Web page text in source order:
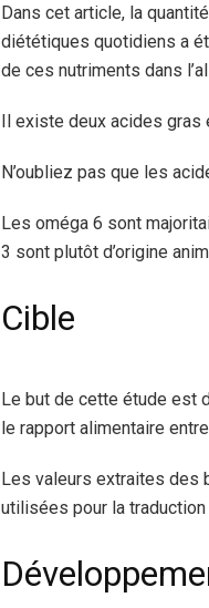
Dans cet article, la
diététiques quotidiens a
de ces nutriments dans
Il existe deux acides gras
N’oubliez pas que les
Les oméga 6 sont
3 sont plutôt d’origine
Cible
Le but de cette étude est
le rapport alimentaire
Les valeurs extraites des
utilisées pour la